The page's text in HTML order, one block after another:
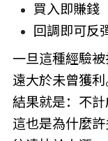
買入即賺錢
回調即可反
一旦這種經驗
遠大於未曾獲利
結果就是：不計
這也是為什麼